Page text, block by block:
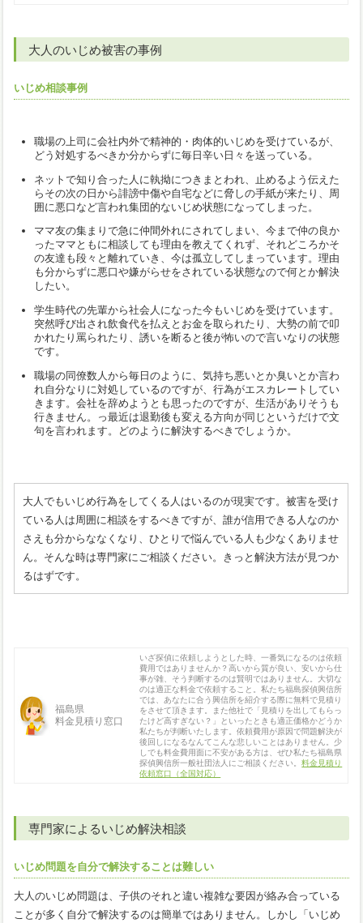
大人のいじめ被害の事例
いじめ相談事例
職場の上司に会社内外で精神的・肉体的いじめを受けているが、
どう対処するべきか分からずに毎日辛い日々を送っている。
ネットで知り合った人に執拗につきまとわれ、止めるよう伝えた
らその次の日から誹謗中傷や自宅などに脅しの手紙が来たり、周
囲に悪口など言われ集団的ないじめ状態になってしまった。
ママ友の集まりで急に仲間外れにされてしまい、今まで仲の良か
ったママともに相談しても理由を教えてくれず、それどころかそ
の友達も段々と離れていき、今は孤立してしまっています。理由
も分からずに悪口や嫌がらせをされている状態なので何とか解決
したい。
学生時代の先輩から社会人になった今もいじめを受けています。
突然呼び出され飲食代を払えとお金を取られたり、大勢の前で叩
かれたり罵られたり、誘いを断ると後が怖いので言いなりの状態
です。
職場の同僚数人から毎日のように、気持ち悪いとか臭いとか言わ
れ自分なりに対処しているのですが、行為がエスカレートしてい
きます。会社を辞めようとも思ったのですが、生活がありそうも
行きません。っ最近は退勤後も変える方向が同じというだけで文
句を言われます。どのように解決するべきでしょうか。
大人でもいじめ行為をしてくる人はいるのが現実です。被害を受け
ている人は周囲に相談をするべきですが、誰が信用できる人なのか
さえも分からななくなり、ひとりで悩んでいる人も少なくありませ
ん。そんな時は専門家にご相談ください。きっと解決方法が見つか
るはずです。
福島県
料金見積り窓口
いざ探偵に依頼しようとした時、一番気になるのは依頼
費用ではありませんか？高いから質が良い、安いから仕
事が雑、そう判断するのは賢明ではありません。大切な
のは適正な料金で依頼すること。私たち福島探偵興信所
では、あなたに合う興信所を紹介する際に無料で見積り
をさせて頂きます。また他社で「見積りを出してもらっ
たけど高すぎない？」といったときも適正価格かどうか
私たちが判断いたします。依頼費用が原因で問題解決が
後回しになるなんてこんな悲しいことはありません。少
しでも料金費用面に不安がある方は、ぜひ私たち福島県
探偵興信所一般社団法人にご相談ください。料金見積り
依頼窓口（全国対応）
専門家によるいじめ解決相談
いじめ問題を自分で解決することは難しい
大人のいじめ問題は、子供のそれと違い複雑な要因が絡み合っている
ことが多く自分で解決するのは簡単ではありません。しかし「いじめ